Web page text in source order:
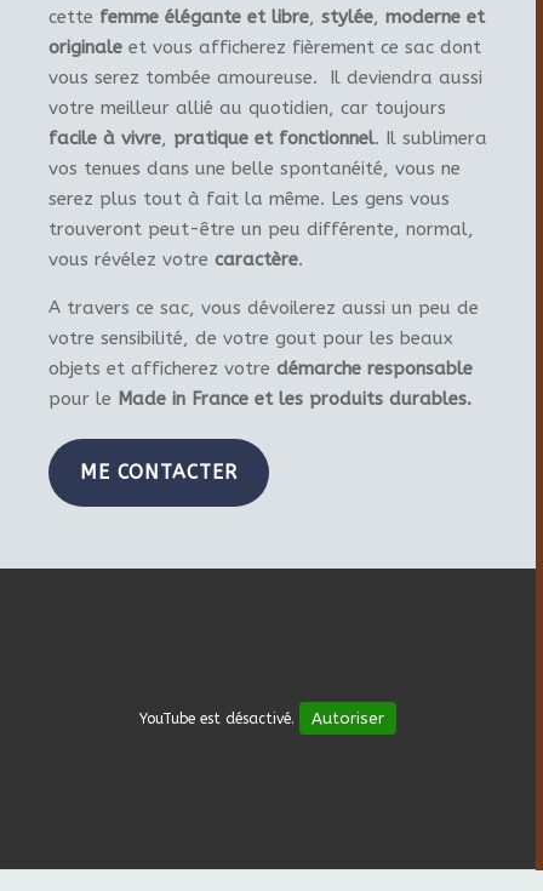
cette femme élégante et libre, stylée, moderne et
originale et vous afficherez fièrement ce sac dont
vous serez tombée amoureuse. Il deviendra aussi
votre meilleur allié au quotidien, car toujours
facile à vivre, pratique et fonctionnel. Il sublimera
vos tenues dans une belle spontanéité, vous ne
serez plus tout à fait la même. Les gens vous
trouveront peut-être un peu différente, normal,
vous révélez votre caractère.
A travers ce sac, vous dévoilerez aussi un peu de
votre sensibilité, de votre gout pour les beaux
objets et afficherez votre démarche responsable
pour le Made in France et les produits durables.
ME CONTACTER
YouTube est désactivé. Autoriser